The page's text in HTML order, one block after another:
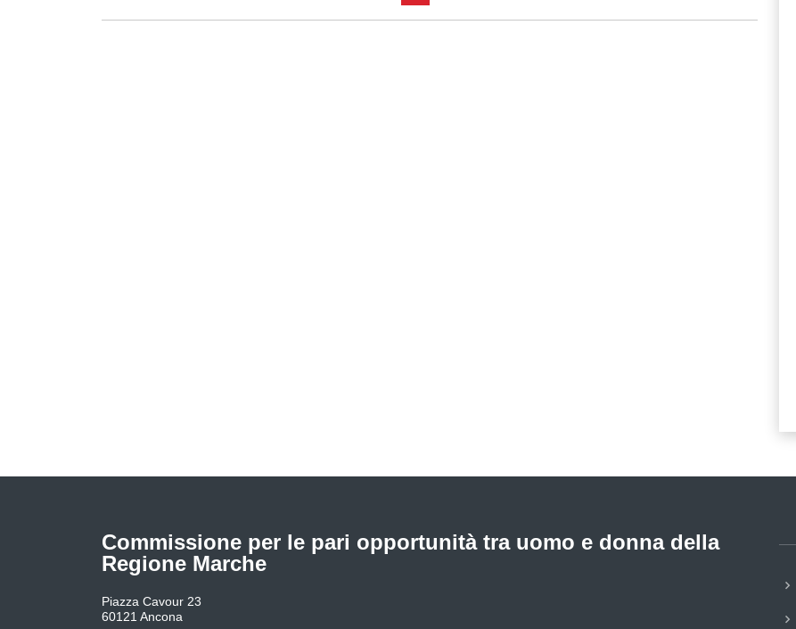
Commissione per le pari opportunità tra uomo e donna della
Regione Marche
Piazza Cavour 23
60121 Ancona